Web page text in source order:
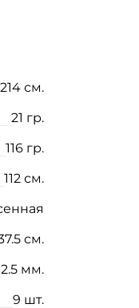
214 см.
21 гр.
116 гр.
112 см.
см.
2.5 мм.
9 шт.